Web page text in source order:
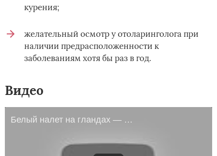
курения;
желательный осмотр у отоларинголога при
наличии предрасположенности к
заболеваниям хотя бы раз в год.
Видео
Белый налет на гландах — ангина, тонзилит, фарингит, пробки и белые точки в миндалинах